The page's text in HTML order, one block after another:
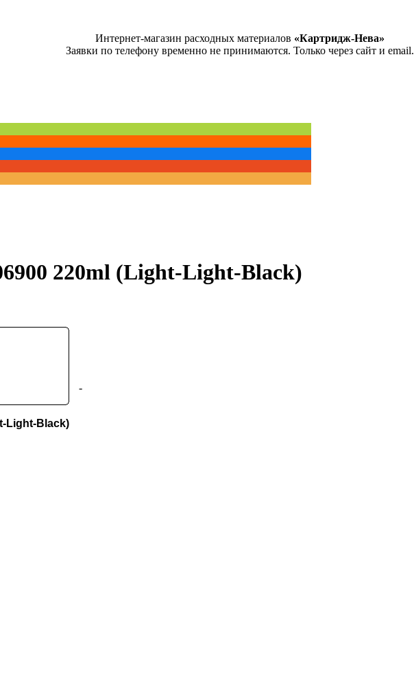
Интернет-магазин расходных материалов «Картридж-Нева»
Заявки по телефону временно не принимаются. Только через сайт и email.
220ml (Light-Light-Black)
Light-Black)
-